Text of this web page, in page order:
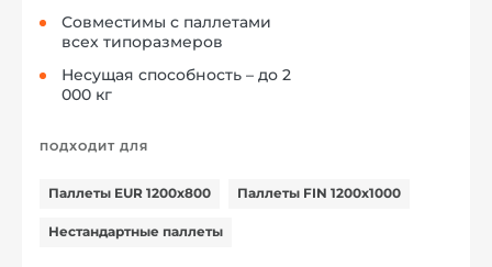
Совместимы с паллетами
всех типоразмеров
Несущая способность – до 2
000 кг
ПОДХОДИТ ДЛЯ
Паллеты EUR 1200x800 Паллеты FIN 1200x1000
Нестандартные паллеты